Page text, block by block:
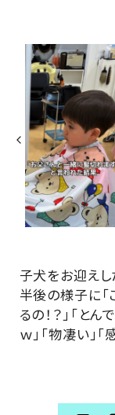
子犬をお迎えし
半後の様子に
るの！？」「と
ｗ」「物凄い」「